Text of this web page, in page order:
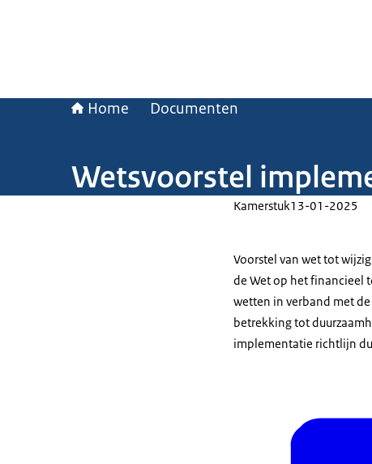
Home Documenten
Wetsvoorstel
Kamerstuk13-01-2025
Voorstel van wet tot
de Wet op het financieel
wetten in verband met
betrekking tot
implementatie richtlijn